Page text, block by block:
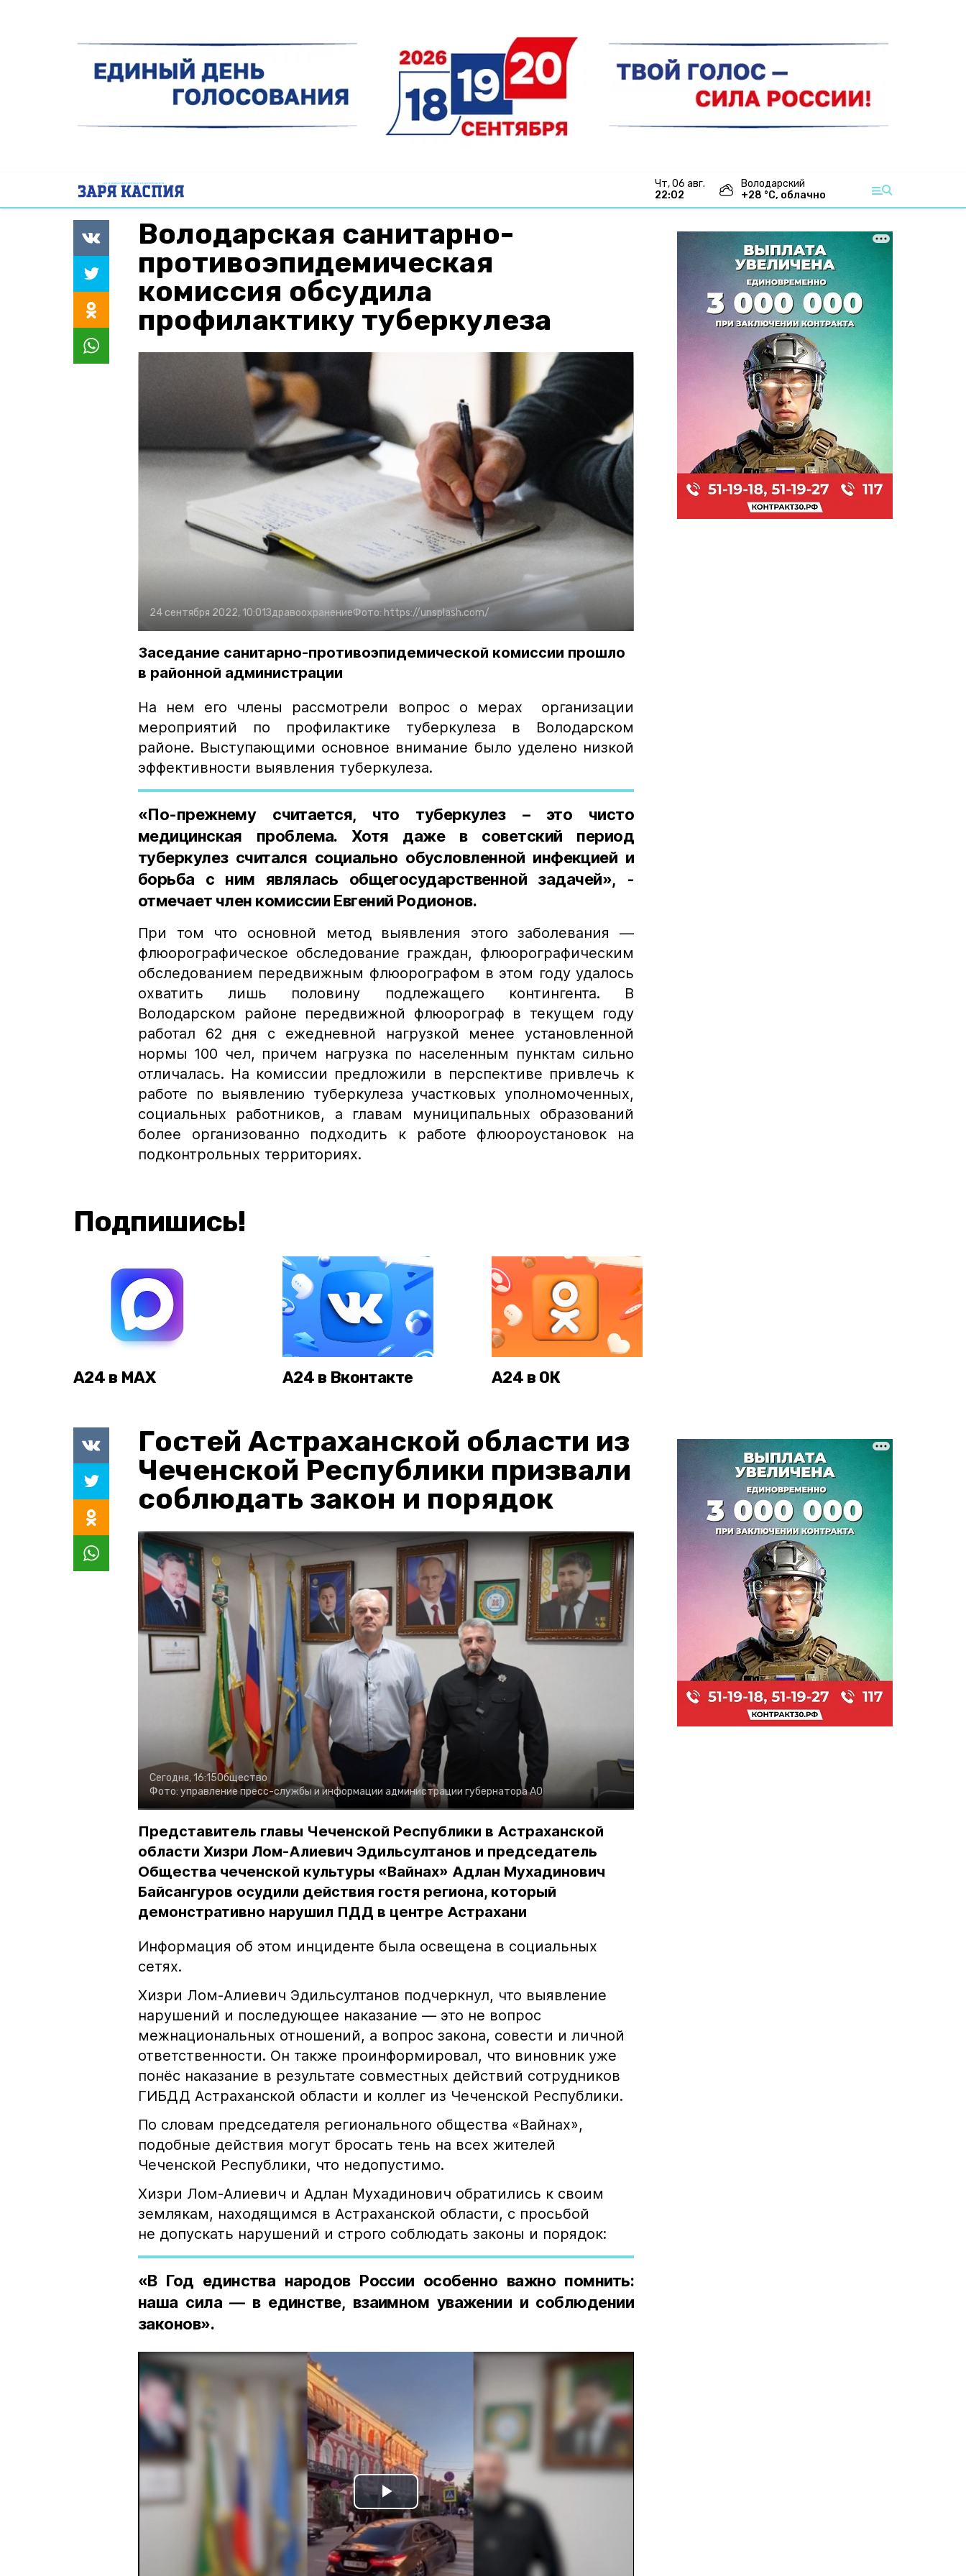
чт, 06 авг.
22:02
Володарский
+28 °С, облачно
Володарская санитарно-
противоэпидемическая
комиссия обсудила
профилактику туберкулеза
24 сентября 2022, 10:01ЗдравоохранениеФото: https://unsplash.com/
Заседание санитарно-противоэпидемической комиссии прошло
в районной администрации
На нем его члены рассмотрели вопрос о мерах организации
мероприятий по профилактике туберкулеза в Володарском
районе. Выступающими основное внимание было уделено низкой
эффективности выявления туберкулеза.
«По-прежнему считается, что туберкулез – это чисто
медицинская проблема. Хотя даже в советский период
туберкулез считался социально обусловленной инфекцией и
борьба с ним являлась общегосударственной задачей», -
отмечает член комиссии Евгений Родионов.
При том что основной метод выявления этого заболевания —
флюорографическое обследование граждан, флюорографическим
обследованием передвижным флюорографом в этом году удалось
охватить лишь половину подлежащего контингента. В
Володарском районе передвижной флюорограф в текущем году
работал 62 дня с ежедневной нагрузкой менее установленной
нормы 100 чел, причем нагрузка по населенным пунктам сильно
отличалась. На комиссии предложили в перспективе привлечь к
работе по выявлению туберкулеза участковых уполномоченных,
социальных работников, а главам муниципальных образований
более организованно подходить к работе флюороустановок на
подконтрольных территориях.
Подпишись!
А24 в MAX А24 в Вконтакте А24 в ОК
Гостей Астраханской области из
Чеченской Республики призвали
соблюдать закон и порядок
Сегодня, 16:15Общество
Фото: управление пресс-службы и информации администрации губернатора АО
Представитель главы Чеченской Республики в Астраханской
области Хизри Лом-Алиевич Эдильсултанов и председатель
Общества чеченской культуры «Вайнах» Адлан Мухадинович
Байсангуров осудили действия гостя региона, который
демонстративно нарушил ПДД в центре Астрахани
Информация об этом инциденте была освещена в социальных
сетях.
Хизри Лом-Алиевич Эдильсултанов подчеркнул, что выявление
нарушений и последующее наказание — это не вопрос
межнациональных отношений, а вопрос закона, совести и личной
ответственности. Он также проинформировал, что виновник уже
понёс наказание в результате совместных действий сотрудников
ГИБДД Астраханской области и коллег из Чеченской Республики.
По словам председателя регионального общества «Вайнах»,
подобные действия могут бросать тень на всех жителей
Чеченской Республики, что недопустимо.
Хизри Лом-Алиевич и Адлан Мухадинович обратились к своим
землякам, находящимся в Астраханской области, с просьбой
не допускать нарушений и строго соблюдать законы и порядок:
«В Год единства народов России особенно важно помнить:
наша сила — в единстве, взаимном уважении и соблюдении
законов».
Play
Video